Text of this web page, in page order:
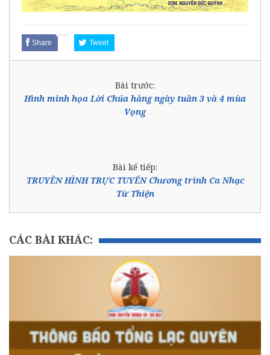
Share Tweet
Bài trước:
Hình minh họa Lời Chúa hằng ngày tuần 3 và 4 mùa
Vọng
Bài kế tiếp:
TRUYỀN HÌNH TRỰC TUYẾN Chương trình Ca Nhạc
Từ Thiện
CÁC BÀI KHÁC: